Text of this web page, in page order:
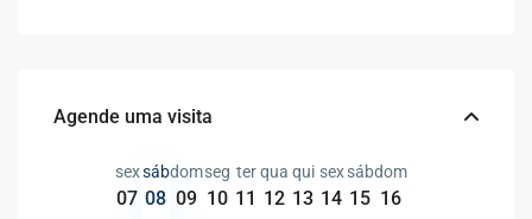
Agende uma visita
sex
07
sáb
08
dom
09
seg
10
ter
11
qua
12
qui
13
sex
14
sáb
15
dom
16